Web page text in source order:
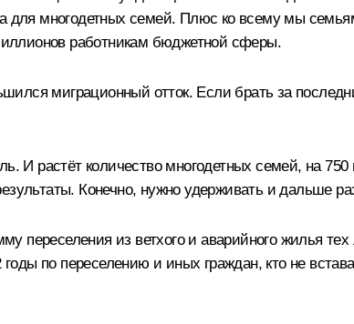
для многодетных семей. Плюс ко всему мы
работникам бюджетной сферы.
миграционный отток. Если брать за
И растёт количество многодетных семей, на
Конечно, нужно удерживать и дальше
переселения из ветхого и аварийного жилья
по переселению и иных граждан, кто не